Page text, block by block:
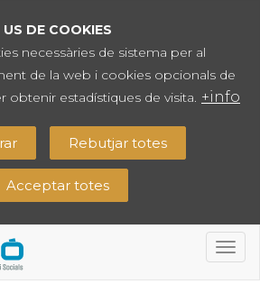
US DE COOKIES
necessàries de sistema per al
de la web i cookies opcionals de
obtenir estadístiques de visita. +info
Rebutjar totes
Acceptar totes